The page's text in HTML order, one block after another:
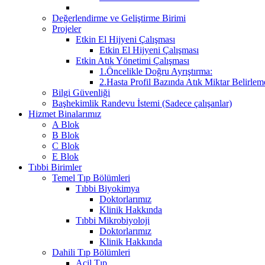
Değerlendirme ve Geliştirme Birimi
Projeler
Etkin El Hijyeni Çalışması
Etkin El Hijyeni Çalışması
Etkin Atık Yönetimi Çalışması
1.Öncelikle Doğru Ayrıştırma:
2.Hasta Profil Bazında Atık Miktar
Bilgi Güvenliği
Başhekimlik Randevu İstemi (Sadece çalışanlar)
Hizmet Binalarımız
A Blok
B Blok
C Blok
E Blok
Tıbbi Birimler
Temel Tıp Bölümleri
Tıbbi Biyokimya
Doktorlarımız
Klinik Hakkında
Tıbbi Mikrobiyoloji
Doktorlarımız
Klinik Hakkında
Dahili Tıp Bölümleri
Acil Tıp